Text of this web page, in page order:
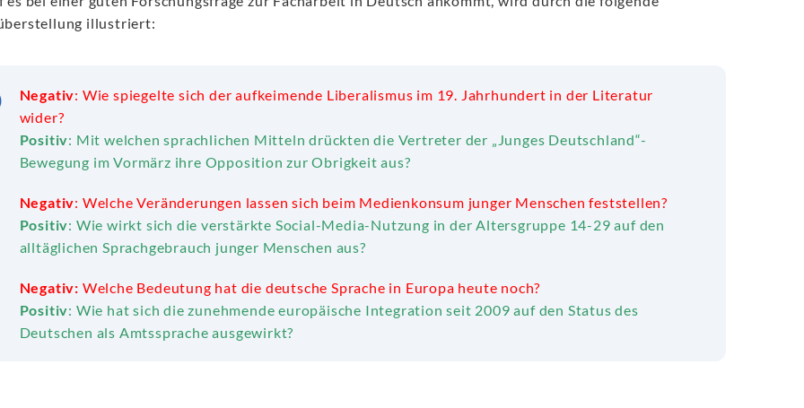
illustriert:
Negativ: Wie spiegelte sich der aufkeimende Liberalismus im 19. Jahrhundert in der Literatur
wider?
Positiv: Mit welchen sprachlichen Mitteln drückten die Vertreter der „Junges Deutschland“-
Bewegung im Vormärz ihre Opposition zur Obrigkeit aus?
Negativ: Welche Veränderungen lassen sich beim Medienkonsum junger Menschen feststellen?
Positiv: Wie wirkt sich die verstärkte Social-Media-Nutzung in der Altersgruppe 14-29 auf den
alltäglichen Sprachgebrauch junger Menschen aus?
Negativ: Welche Bedeutung hat die deutsche Sprache in Europa heute noch?
Positiv: Wie hat sich die zunehmende europäische Integration seit 2009 auf den Status des
Deutschen als Amtssprache ausgewirkt?